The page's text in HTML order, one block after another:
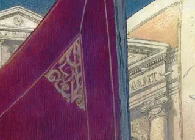
www.magnifiqueprintemps.r